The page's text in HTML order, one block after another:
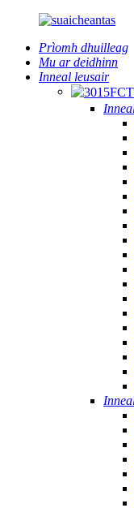
Prìomh dhuilleag
Mu ar deidhinn
Inneal leusair